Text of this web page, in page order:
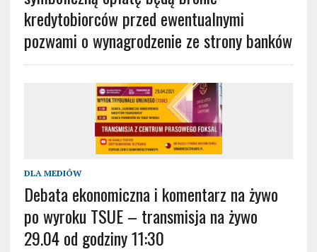
kredytobiorców przed ewentualnymi
pozwami o wynagrodzenie ze strony banków
DLA MEDIÓW
Debata ekonomiczna i komentarz na żywo
po wyroku TSUE – transmisja na żywo
29.04 od godziny 11:30